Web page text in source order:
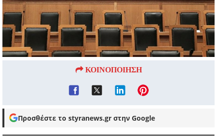
ΚΟΙΝΟΠΟΙΗΣΗ
Προσθέστε το styranews.gr στην Google